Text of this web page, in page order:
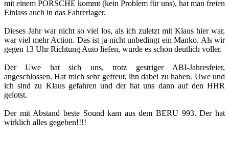
mit einem PORSCHE kommt (kein Problem für uns), hat man freien
Einlass auch in das Fahrerlager.
Dieses Jahr war nicht so viel los, als ich zuletzt mit Klaus hier war,
war viel mehr Action. Das ist ja nicht unbedingt ein Manko. Als wir
gegen 13 Uhr Richtung Auto liefen, wurde es schon deutlich voller.
Der Uwe hat sich uns, trotz gestriger ABI-Jahresfeier,
angeschlossen. Hat mich sehr gefreut, ihn dabei zu haben. Uwe und
ich sind zu Klaus gefahren und der hat uns dann auf den HHR
gelotst.​
Der mit Abstand beste Sound kam aus dem BERU 993. Der hat
wirklich alles gegeben!!!!